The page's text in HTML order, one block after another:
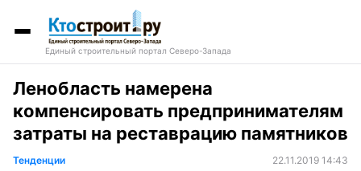
Единый строительный портал Северо-Запада
Ленобласть намерена
компенсировать предпринимателям
затраты на реставрацию памятников
Тенденции 22.11.2019 14:43